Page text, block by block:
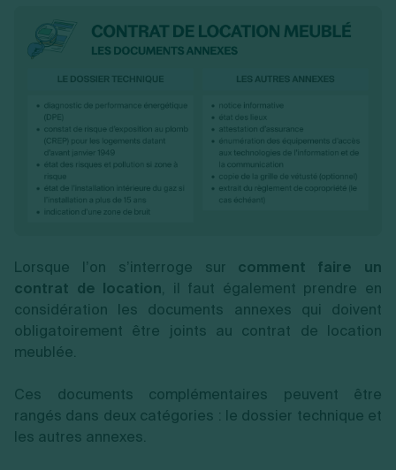
Lorsque l’on s’interroge sur comment faire un
contrat de location, il faut également prendre en
considération les documents annexes qui doivent
obligatoirement être joints au contrat de location
meublée.
Ces documents complémentaires peuvent être
rangés dans deux catégories : le dossier technique et
les autres annexes.